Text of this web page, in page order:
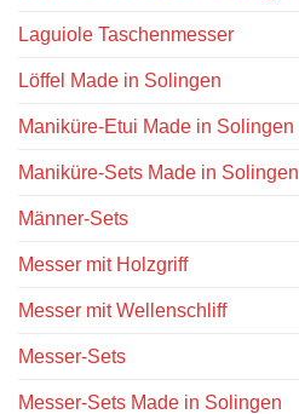
Laguiole Taschenmesser
Löffel Made in Solingen
Maniküre-Etui Made in Solingen
Maniküre-Sets Made in Solingen
Männer-Sets
Messer mit Holzgriff
Messer mit Wellenschliff
Messer-Sets
Messer-Sets Made in Solingen